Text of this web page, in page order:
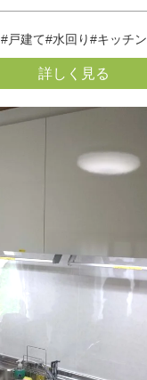
#戸建て#水回り#キッチン
詳しく見る